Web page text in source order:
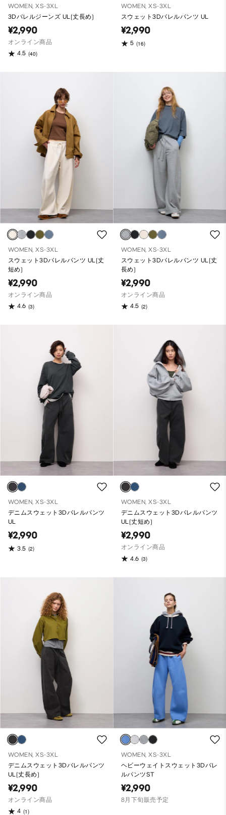
WOMEN, XS-3XL
3Dバレルジーンズ UL(丈長め)
¥2,990
オンライン商品
4.5 (40)
WOMEN, XS-3XL
スウェット3Dバレルパンツ UL
¥2,990
5 (16)
WOMEN, XS-3XL
スウェット3Dバレルパンツ UL(丈
短め)
¥2,990
オンライン商品
4.6 (3)
WOMEN, XS-3XL
スウェット3Dバレルパンツ UL(丈
長め)
¥2,990
オンライン商品
4.5 (2)
WOMEN, XS-3XL
デニムスウェット3Dバレルパンツ
UL
¥2,990
3.5 (2)
WOMEN, XS-3XL
デニムスウェット3Dバレルパンツ
UL(丈短め)
¥2,990
オンライン商品
4.6 (3)
WOMEN, XS-3XL
デニムスウェット3Dバレルパンツ
UL(丈長め)
¥2,990
オンライン商品
4 (1)
WOMEN, XS-3XL
ヘビーウェイトスウェット3Dバレ
ルパンツST
¥2,990
8月下旬販売予定